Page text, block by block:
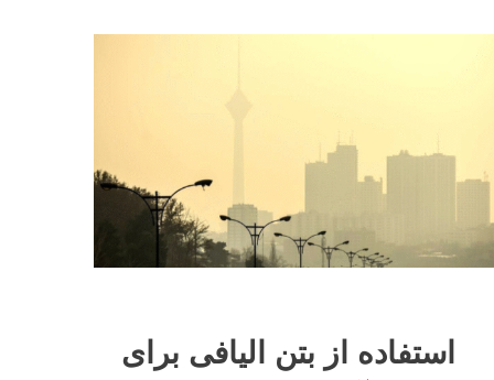
استفاده از بتن الیافی برای